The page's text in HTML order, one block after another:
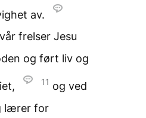
av.
frelser Jesu
og ført liv og
11 og ved
lærer for